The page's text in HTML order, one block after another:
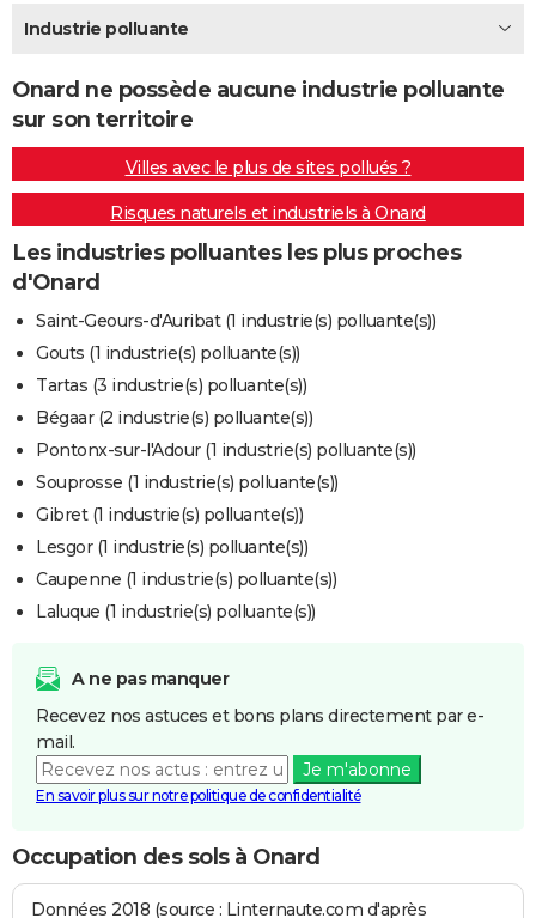
Destinations
City break
Voyage nature
Voyage de noces
Forum
Climat
+PHOTO
GUIDES D'ACHAT
BONS PLANS
CARTE DE VOEUX
Carte de Noël
Carte Bonne année
Carte Saint-Valentin
Carte d'anniversaire
DICTIONNAIRE
Dictionnaire
Biographies
Citations
Expressions
Proverbes
PROGRAMME TV
COPAINS D'AVANT
S'inscrire
Se connecter
Lycées
Collèges
Primaires
Universités
Entreprises
Service militaire
Avis de recherche
AVIS DE DÉCÈS
FORUM
Bricolage
Lifestyle
Culture
Sport
Auto
Television
Voyage
Cinema
Industrie polluante
Onard ne possède aucune industrie polluante
sur son territoire
Villes avec le plus de sites pollués ?
Risques naturels et industriels à Onard
Les industries polluantes les plus proches
d'Onard
Saint-Geours-d'Auribat (1 industrie(s) polluante(s))
Gouts (1 industrie(s) polluante(s))
Tartas (3 industrie(s) polluante(s))
Bégaar (2 industrie(s) polluante(s))
Pontonx-sur-l'Adour (1 industrie(s) polluante(s))
Souprosse (1 industrie(s) polluante(s))
Gibret (1 industrie(s) polluante(s))
Lesgor (1 industrie(s) polluante(s))
Caupenne (1 industrie(s) polluante(s))
Laluque (1 industrie(s) polluante(s))
A ne pas manquer
Recevez nos astuces et bons plans directement par e-
mail.
Je m'abonne
En savoir plus sur notre politique de confidentialité
Occupation des sols à Onard
Données 2018 (source : Linternaute.com d'après